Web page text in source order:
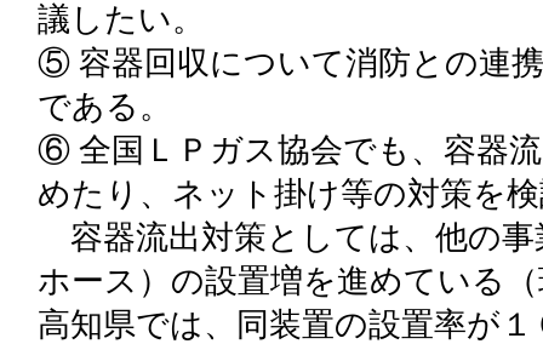
議したい。
⑤ 容器回収について消防との連
である。
⑥ 全国ＬＰガス協会でも、容器
めたり、ネット掛け等の対策を
容器流出対策としては、他の事
ホース）の設置増を進めている
高知県では、同装置の設置率が